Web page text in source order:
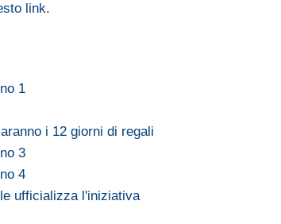
link.
1
i 12 giorni di regali
3
4
ufficializza l'iniziativa